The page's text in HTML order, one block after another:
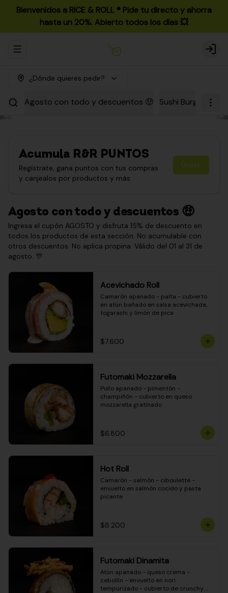
Bienvenidos a RICE & ROLL ®️ Pide tu directo y ahorra
hasta un 20%. Abierto todos los días 💥
Abrir menu de navegación Login
¿Dónde quieres pedir?
Agosto con todo y descuentos 🤑 Sushi Burgers
Acumula R&R PUNTOS
Regístrate, gana puntos con tus compras
y canjealos por productos y más
Únete
Agosto con todo y descuentos 🤑
Ingresa el cupón AGOSTO y disfruta 15% de descuento en
todos los productos de esta sección. No acumulable con
otros descuentos. No aplica propina. Válido del 01 al 31 de
agosto. 🎊
Acevichado Roll
Camarón apanado - palta - cubierto
en atún bañado en salsa acevichada,
togarashi y limón de pica
$7.600
Futomaki Mozzarella
Pollo apanado - pimentón -
champiñón - cubierto en queso
mozzarella gratinado
$6.800
Hot Roll
Camarón - salmón - ciboulette -
envuelto en salmón cocido y pasta
picante
$8.200
Futomaki Dinamita
Atún apanado - queso crema -
cebollín - envuelto en nori
tempurizado - cubierto de crunchy